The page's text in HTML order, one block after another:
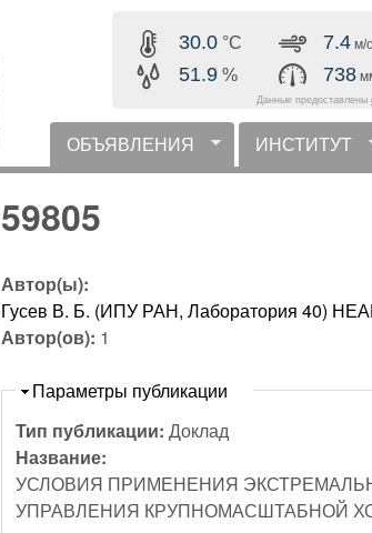
содержанию
30.0 °C
51.9 %
7.4 м/с
738
Данные предоставлены
горизонтальное меню
ОБЪЯВЛЕНИЯ ИНСТИТУТ
59805
Автор(ы):
Гусев В. Б. (ИПУ РАН, Лаборатория 40)
Автор(ов): 1
Скрыть
Параметры публикации
Тип публикации:Доклад
Название:
УСЛОВИЯ ПРИМЕНЕНИЯ
УПРАВЛЕНИЯ КРУПНОМАСШТАБНОЙ